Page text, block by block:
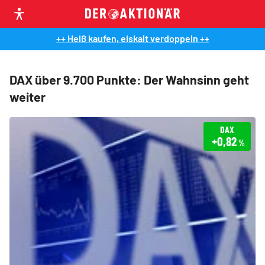
++ Heiß kaufen, eiskalt verdoppeln ++
DAX über 9.700 Punkte: Der Wahnsinn geht
weiter
DAX
+0,82%